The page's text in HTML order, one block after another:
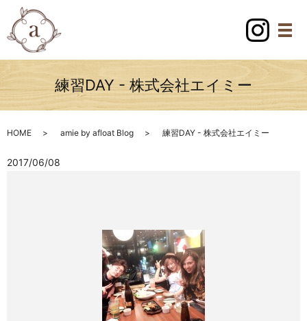
練習DAY - 株式会社エイミー
HOME amie by afloat Blog 練習DAY - 株式会社エイミー
2017/06/08